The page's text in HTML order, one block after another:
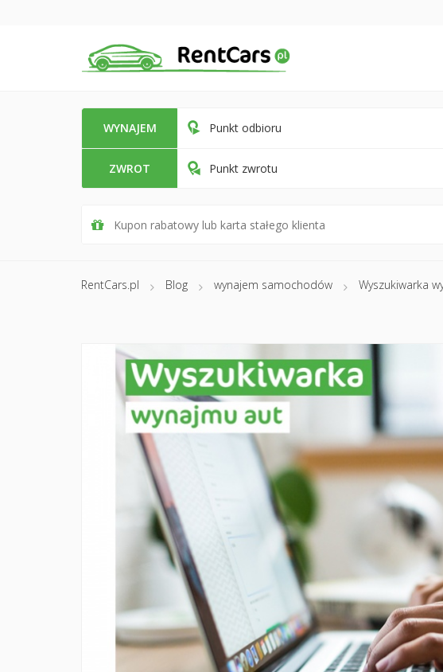
WYNAJEM Punkt odbioru
ZWROT Punkt zwrotu
RentCars.pl Blog wynajem samochodów Wyszukiwarka